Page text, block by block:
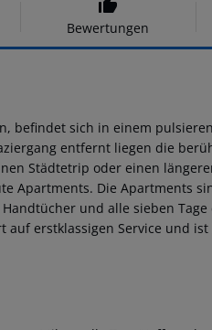
Bewertungen
befindet sich in einem
entfernt liegen die
Städtetrip oder einen
Apartments. Die Apartments
und alle sieben
auf erstklassigen Service und